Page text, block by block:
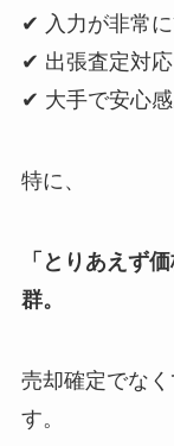
✔ 入力が非常
✔ 出張査定対応
✔ 大手で安心感
特に、
「とりあえず
群。
売却確定でな
す。